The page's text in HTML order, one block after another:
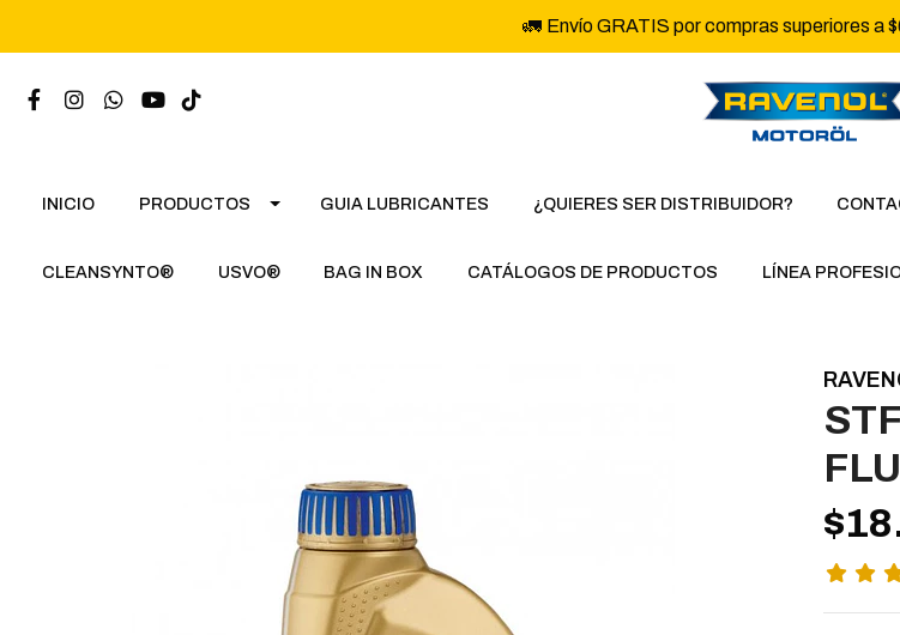
🚛 Envío GRATIS por compras superiores a
INICIO PRODUCTOS GUIA LUBRICANTES ¿QUIERES SER DISTRIBUIDOR?
CLEANSYNTO® USVO® BAG IN BOX CATÁLOGOS DE PRODUCTOS LÍNEA